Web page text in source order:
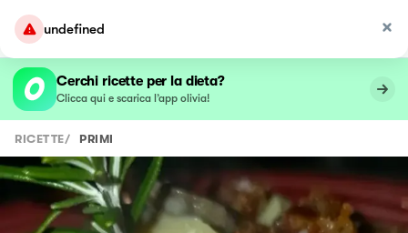
undefined
Cerchi ricette per la dieta?
Clicca qui e scarica l’app olivia!
RICETTE/ PRIMI